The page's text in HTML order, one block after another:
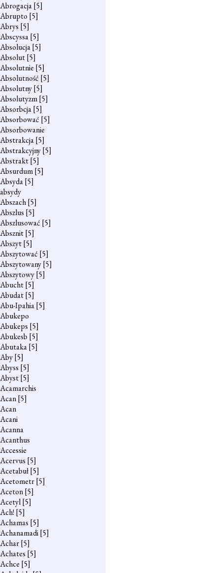
Abrogacja[5]
Abrupto [5]
Abrys [5]
Abscyssa[5]
Absolucja[5]
Absolut[5]
Absolutnie [5]
Absolutność [5]
Absolutny[5]
Absolutyzm[5]
Absorbcja[5]
Absorbować [5]
Absorbowanie
Abstrakcja[5]
Abstrakcyjny[5]
Abstrakt[5]
Absurdum[5]
Absyda[5]
absydy
Abszach[5]
Abszlus [5]
Abszlusować [5]
Absznit[5]
Abszyt[5]
Abszytować [5]
Abszytowany[5]
Abszytowy[5]
Abucht[5]
Abudat[5]
Abu-Ipahia[5]
Abukepo
Abukeps [5]
Abukesb [5]
Abutaka[5]
Aby[5]
Abyss [5]
Abyst[5]
Acamarchis
Acan[5]
Acan
Acani
Acanna
Acanthus
Accessie
Acervus [5]
Acetabuł[5]
Acetometr[5]
Aceton[5]
Acetyl[5]
Ach! [5]
Achamas [5]
Achanamadi[5]
Achar[5]
Achates [5]
Achce [5]